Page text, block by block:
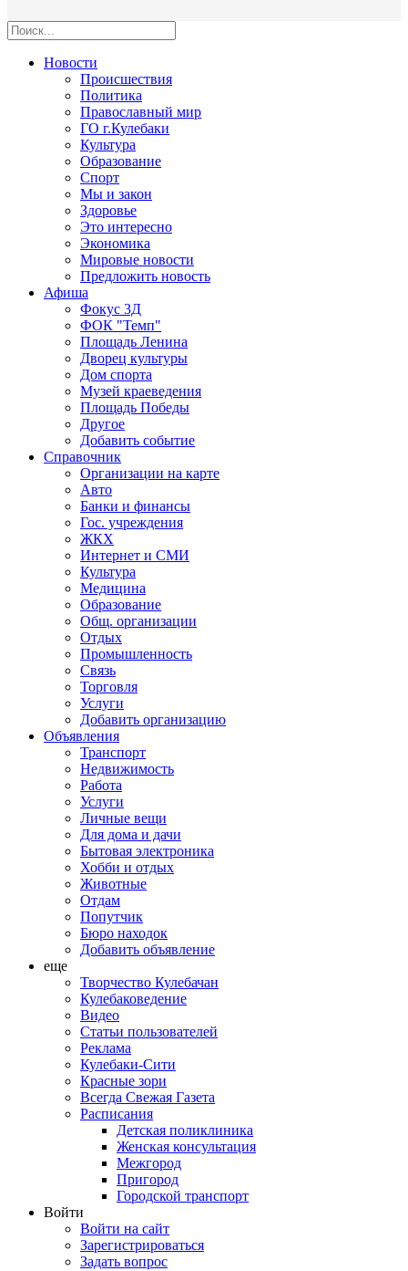
Новости
Происшествия
Политика
Православный мир
ГО г.Кулебаки
Культура
Образование
Спорт
Мы и закон
Здоровье
Это интересно
Экономика
Мировые новости
Предложить новость
Афиша
Фокус 3Д
ФОК "Темп"
Площадь Ленина
Дворец культуры
Дом спорта
Музей краеведения
Площадь Победы
Другое
Добавить событие
Справочник
Организации на карте
Авто
Банки и финансы
Гос. учреждения
ЖКХ
Интернет и СМИ
Культура
Медицина
Образование
Общ. организации
Отдых
Промышленность
Связь
Торговля
Услуги
Добавить организацию
Объявления
Транспорт
Недвижимость
Работа
Услуги
Личные вещи
Для дома и дачи
Бытовая электроника
Хобби и отдых
Животные
Отдам
Попутчик
Бюро находок
Добавить объявление
еще
Творчество Кулебачан
Кулебаковедение
Видео
Статьи пользователей
Реклама
Кулебаки-Сити
Красные зори
Всегда Свежая Газета
Расписания
Детская поликлиника
Женская консультация
Межгород
Пригород
Городской транспорт
Войти
Войти на сайт
Зарегистрироваться
Задать вопрос